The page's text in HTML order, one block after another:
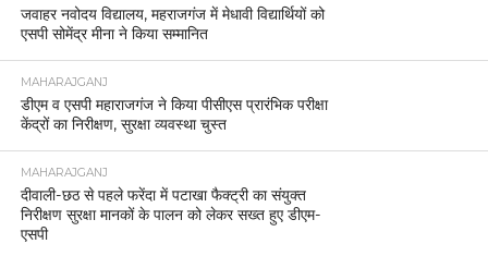
जवाहर नवोदय विद्यालय, महराजगंज में मेधावी विद्यार्थियों को
एसपी सोमेंद्र मीना ने किया सम्मानित
MAHARAJGANJ
डीएम व एसपी महाराजगंज ने किया पीसीएस प्रारंभिक परीक्षा
केंद्रों का निरीक्षण, सुरक्षा व्यवस्था चुस्त
MAHARAJGANJ
दीवाली-छठ से पहले फरेंदा में पटाखा फैक्ट्री का संयुक्त
निरीक्षण सुरक्षा मानकों के पालन को लेकर सख्त हुए डीएम-
एसपी